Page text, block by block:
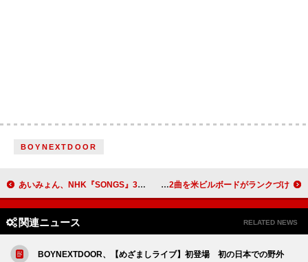
BOYNEXTDOOR
あいみょん、NHK『SONGS』3年ぶり登場 大泉洋が20代最後のあいみょんの今に迫る アリアナ・グランデ、『マイ・エヴリシング』10周年を記念して全12曲を米ビルボードがランクづけ
関連ニュース RELATED NEWS
BOYNEXTDOOR、【めざましライブ】初登場 初の日本での野外